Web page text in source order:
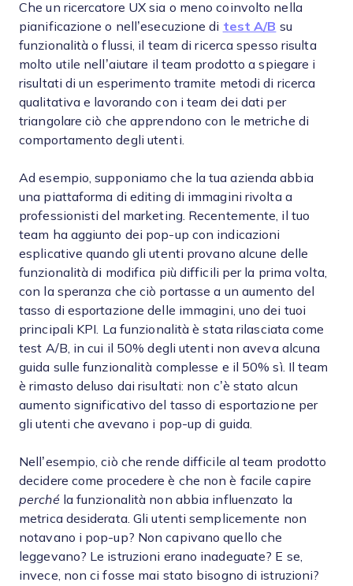
Che un ricercatore UX sia o meno coinvolto nella
pianificazione o nell’esecuzione di test A/B su
funzionalità o flussi, il team di ricerca spesso risulta
molto utile nell’aiutare il team prodotto a spiegare i
risultati di un esperimento tramite metodi di ricerca
qualitativa e lavorando con i team dei dati per
triangolare ciò che apprendono con le metriche di
comportamento degli utenti.
Ad esempio, supponiamo che la tua azienda abbia
una piattaforma di editing di immagini rivolta a
professionisti del marketing. Recentemente, il tuo
team ha aggiunto dei pop-up con indicazioni
esplicative quando gli utenti provano alcune delle
funzionalità di modifica più difficili per la prima volta,
con la speranza che ciò portasse a un aumento del
tasso di esportazione delle immagini, uno dei tuoi
principali KPI. La funzionalità è stata rilasciata come
test A/B, in cui il 50% degli utenti non aveva alcuna
guida sulle funzionalità complesse e il 50% sì. Il team
è rimasto deluso dai risultati: non c’è stato alcun
aumento significativo del tasso di esportazione per
gli utenti che avevano i pop-up di guida.
Nell’esempio, ciò che rende difficile al team prodotto
decidere come procedere è che non è facile capire
perchéla funzionalità non abbia influenzato la
metrica desiderata. Gli utenti semplicemente non
notavano i pop-up? Non capivano quello che
leggevano? Le istruzioni erano inadeguate? E se,
invece, non ci fosse mai stato bisogno di istruzioni?